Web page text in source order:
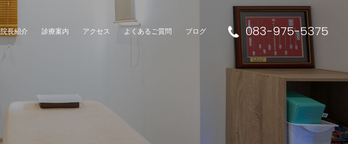
083-975-5375
院長紹介 診療案内 アクセス よくあるご質問 ブログ